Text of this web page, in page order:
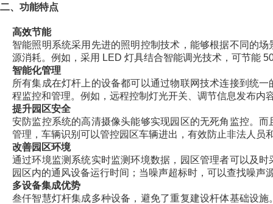
二、功能特点
高效节能
智能照明系统采用先进的照明控制技术，能够根据不同的
源消耗。例如，采用 LED 灯具结合智能调光技术，可节能
智能化管理
所有集成在灯杆上的设备都可以通过物联网技术连接到统
程监控和管理。例如，远程控制灯光开关、调节信息发布内
提升园区安全
安防监控系统的高清摄像头能够实现园区的无死角监控。
管理，车辆识别可以管控园区车辆进出，有效防止非法人员
改善园区环境
通过环境监测系统实时监测环境数据，园区管理者可以及
园区内的通风设备运行时间；当噪声超标时，可以查找噪声
多设备集成优势
叁仟智慧灯杆集成多种设备，避免了重复建设杆体基础设